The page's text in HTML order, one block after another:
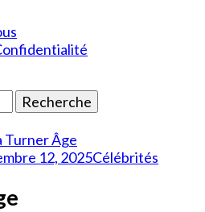
Turner Âge
12, 2025Célébrités